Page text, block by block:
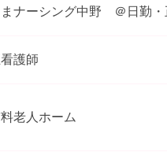
まナーシング中野 ＠日勤・
護師
老人ホーム